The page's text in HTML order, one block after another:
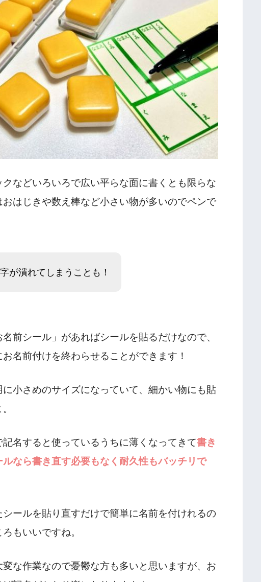
などいろいろで広い平らな面に書くとも限らな
はじきや数え棒など小さい物が多いのでペンで
が潰れてしまうことも！
前シール」があればシールを貼るだけなので、
名前付けを終わらせることができます！
小さめのサイズになっていて、細かい物にも貼
名すると使っているうちに薄くなってきて書き
ルなら書き直す必要もなく耐久性もバッチリで
ールを貼り直すだけで簡単に名前を付けれるの
もいいですね。
な作業なので憂鬱な方も多いと思いますが、お